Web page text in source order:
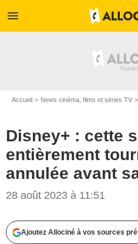
menu
Accueil News cinéma, films et séries TV
Disney+ : cette
entièrement
annulée avant
28 août 2023 à 11:51
Ajoutez Allociné à vos sources